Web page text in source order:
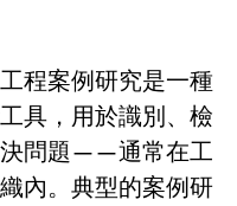
程案例研究是一種
具，用於識別、檢
問題——通常在工
內。典型的案例研